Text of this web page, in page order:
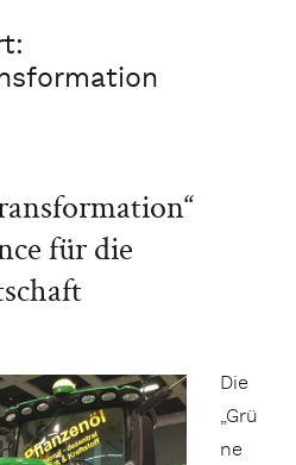
für die
Die
„Grü
ne